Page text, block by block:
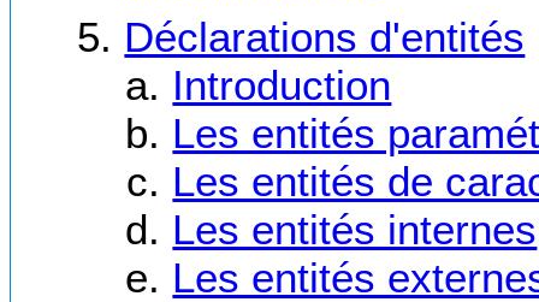
Déclarations d'entités
Introduction
Les entités
Les entités de
Les entités internes
Les entités